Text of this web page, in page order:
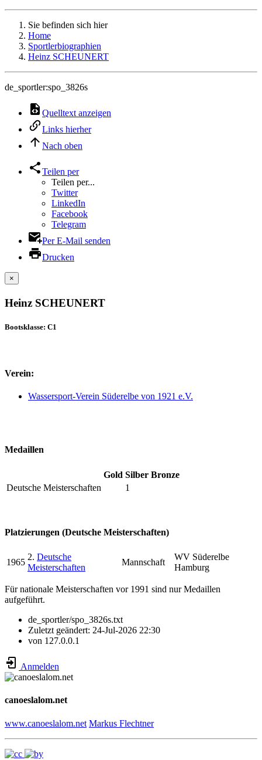
Sie befinden sich hier
Home
Sportlerbiographien
Heinz SCHEUNERT
de_sportler:spo_3826s
Quelltext anzeigen
Links hierher
Nach oben
Teilen per
Teilen per...
Twitter
LinkedIn
Facebook
Telegram
Per E-Mail senden
Drucken
×
Heinz SCHEUNERT
Bootsklasse: C1
Verein:
Wassersport-Verein Süderelbe von 1921 e.V.
Medaillen
Gold Silber Bronze
Deutsche Meisterschaften
1
Platzierungen (Deutsche Meisterschaften)
1965
2. Deutsche
Meisterschaften
Mannschaft
WV Süderelbe
Hamburg
Für nationale Meisterschaften vor 1991 sind nur Medaillen
aufgeführt.
de_sportler/spo_3826s.txt
Zuletzt geändert: 24-Jul-2026 22:30
von 127.0.0.1
Anmelden
canoeslalom.net
www.canoeslalom.net Markus Flechtner